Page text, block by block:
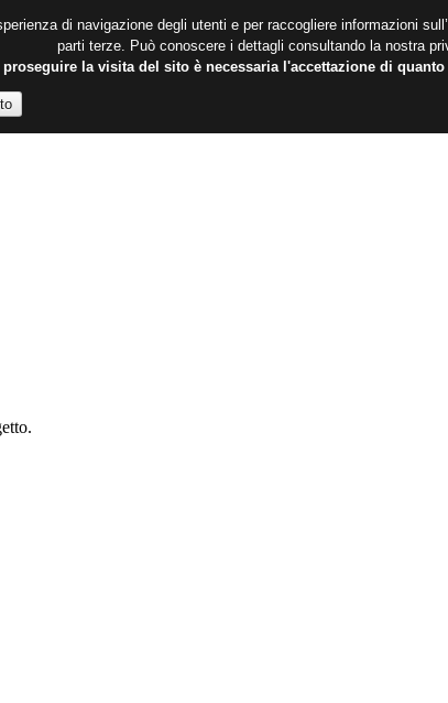
di navigazione degli utenti e per raccogliere informazioni
parti terze. Può conoscere i dettagli consultando la nostra
proseguire la visita del sito è necessaria l'accettazione di